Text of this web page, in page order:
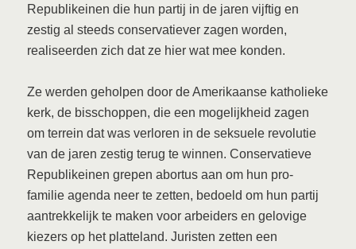
Republikeinen die hun partij in de jaren vijftig en
zestig al steeds conservatiever zagen worden,
realiseerden zich dat ze hier wat mee konden.
Ze werden geholpen door de Amerikaanse katholieke
kerk, de bisschoppen, die een mogelijkheid zagen
om terrein dat was verloren in de seksuele revolutie
van de jaren zestig terug te winnen. Conservatieve
Republikeinen grepen abortus aan om hun pro-
familie agenda neer te zetten, bedoeld om hun partij
aantrekkelijk te maken voor arbeiders en gelovige
kiezers op het platteland. Juristen zetten een